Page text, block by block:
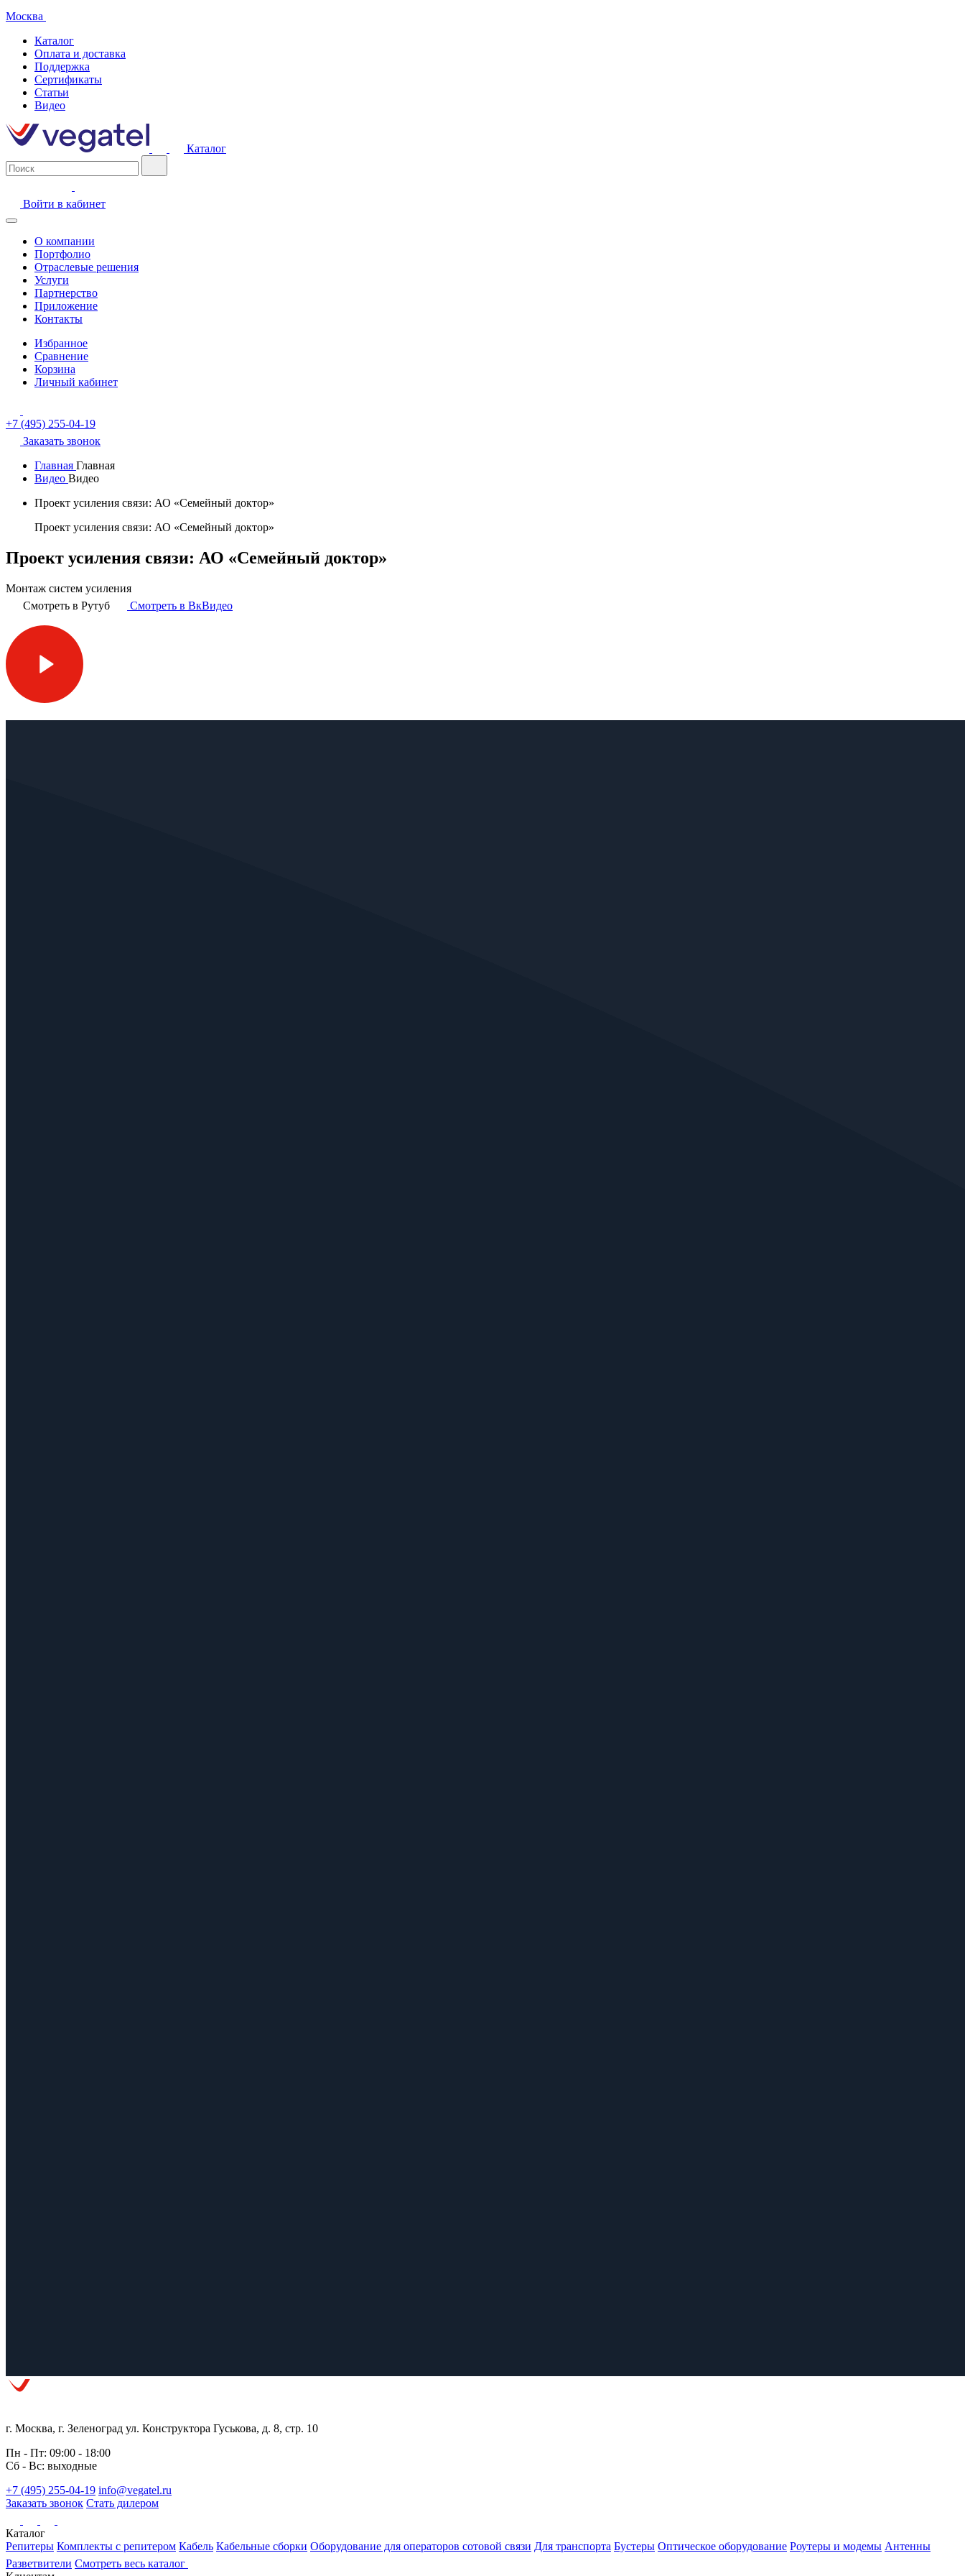
Москва
Каталог
Оплата и доставка
Поддержка
Сертификаты
Статьи
Видео
Каталог
Войти в кабинет
О компании
Портфолио
Отраслевые решения
Услуги
Партнерство
Приложение
Контакты
Избранное
Сравнение
Корзина
Личный кабинет
+7 (495) 255-04-19
Заказать звонок
Главная Главная
Видео Видео
Проект усиления связи: АО «Семейный доктор»
Проект усиления связи: АО «Семейный доктор»
Проект усиления связи: АО «Семейный доктор»
Монтаж систем усиления
Смотреть в Рутуб
Смотреть в ВкВидео
г. Москва, г. Зеленоград ул. Конструктора Гуськова, д. 8, стр. 10
Пн - Пт: 09:00 - 18:00
Сб - Вс: выходные
+7 (495) 255-04-19 info@vegatel.ru
Заказать звонок Стать дилером
Каталог
Репитеры Комплекты с репитером Кабель Кабельные сборки Оборудование для операторов сотовой связи Для транспорта Бустеры Оптическое оборудование Роутеры и модемы Антенны
Разветвители Смотреть весь каталог